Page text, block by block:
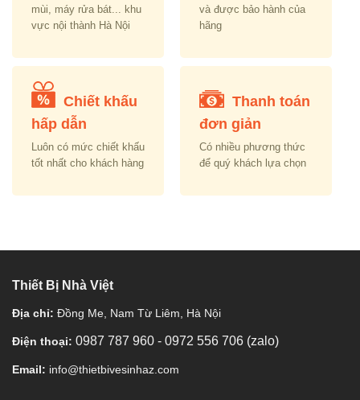
mùi, máy rửa bát... khu
vực nội thành Hà Nội
và được bảo hành của
hãng
Chiết khấu
hấp dẫn
Luôn có mức chiết khấu
tốt nhất cho khách hàng
Thanh toán
đơn giản
Có nhiều phương thức
để quý khách lựa chọn
Thiết Bị Nhà Việt
Địa chỉ: Đồng Me, Nam Từ Liêm, Hà Nội
Điện thoại: 0987 787 960 - 0972 556 706 (zalo)
Email: info@thietbivesinhaz.com